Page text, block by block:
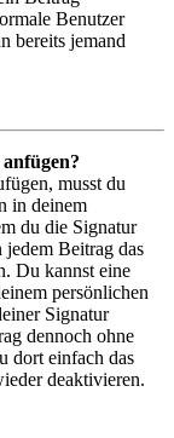
Benutzer
bereits jemand
musst du
in deinem
du die Signatur
jedem Beitrag das
Du kannst eine
persönlichen
Signatur
dennoch ohne
dort einfach das
deaktivieren.